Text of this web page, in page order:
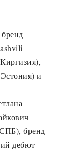
и
бренд
дебют –